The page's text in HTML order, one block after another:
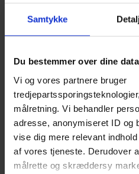
Samtykke
Du bestemmer over dine data
Vi og vores partnere bruger
målretning. Vi behandler
adresse, anonymiseret ID og
vise dig mere relevant
af vores tjeneste. Derudover
målrette og skræddersy
Aamanns Replik bar
Indre By
Havneudsigt, høj kvalitet og
af København.
De bedste restauranter i
Restauranter på Østerbro
Restauranter på Amager
Restauranter på Nørrebro
Sushirestauranter i
Cocktailbarer i København
Indiske restauranter i